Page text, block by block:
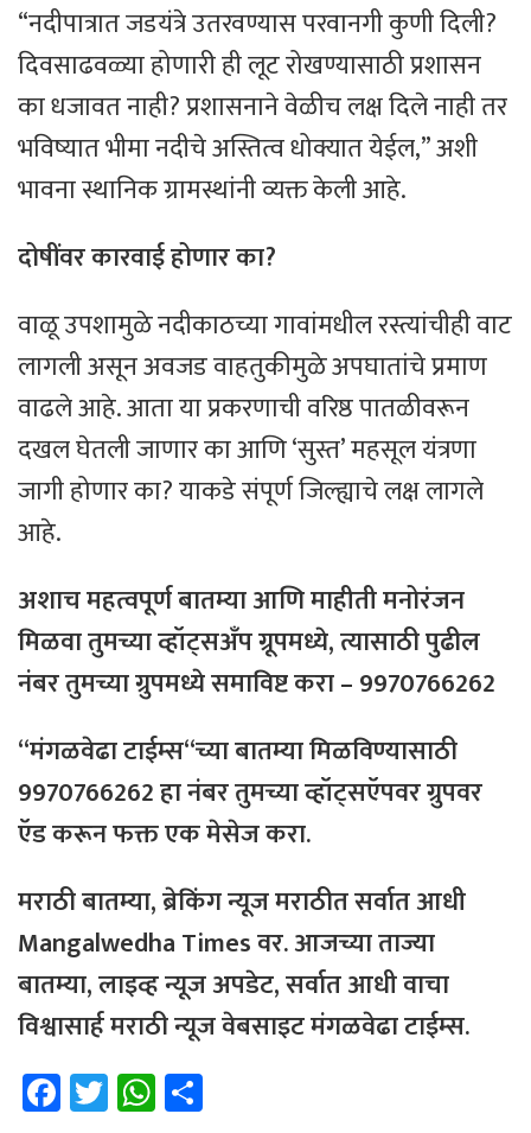
“नदीपात्रात जडयंत्रे उतरवण्यास परवानगी कुणी दिली?
दिवसाढवळ्या होणारी ही लूट रोखण्यासाठी प्रशासन
का धजावत नाही? प्रशासनाने वेळीच लक्ष दिले नाही तर
भविष्यात भीमा नदीचे अस्तित्व धोक्यात येईल,” अशी
भावना स्थानिक ग्रामस्थांनी व्यक्त केली आहे.
दोषींवर कारवाई होणार का?
​वाळू उपशामुळे नदीकाठच्या गावांमधील रस्त्यांचीही वाट
लागली असून अवजड वाहतुकीमुळे अपघातांचे प्रमाण
वाढले आहे. आता या प्रकरणाची वरिष्ठ पातळीवरून
दखल घेतली जाणार का आणि ‘सुस्त’ महसूल यंत्रणा
जागी होणार का? याकडे संपूर्ण जिल्ह्याचे लक्ष लागले
आहे.
अशाचमहत्वपूर्णबातम्याआणिमाहीतीमनोरंजन
मिळवातुमच्याव्हॉट्सअँपग्रूपमध्ये,त्यासाठीपुढील
नंबरतुमच्याग्रुपमध्येसमाविष्टकरा– 9970766262
“मंगळवेढाटाईम्स“च्याबातम्यामिळविण्यासाठी
9970766262हानंबरतुमच्याव्हॉट्सऍपवरग्रुपवर
ऍडकरूनफक्तएकमेसेजकरा.
मराठीबातम्या,ब्रेकिंगन्यूजमराठीतसर्वातआधी
Mangalwedha Timesवर.आजच्याताज्या
बातम्या,लाइव्हन्यूजअपडेट,सर्वातआधीवाचा
विश्वासार्हमराठीन्यूजवेबसाइटमंगळवेढाटाईम्स.
Fa T W